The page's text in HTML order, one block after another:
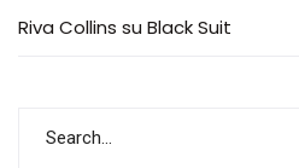
Riva Collins su Black Suit